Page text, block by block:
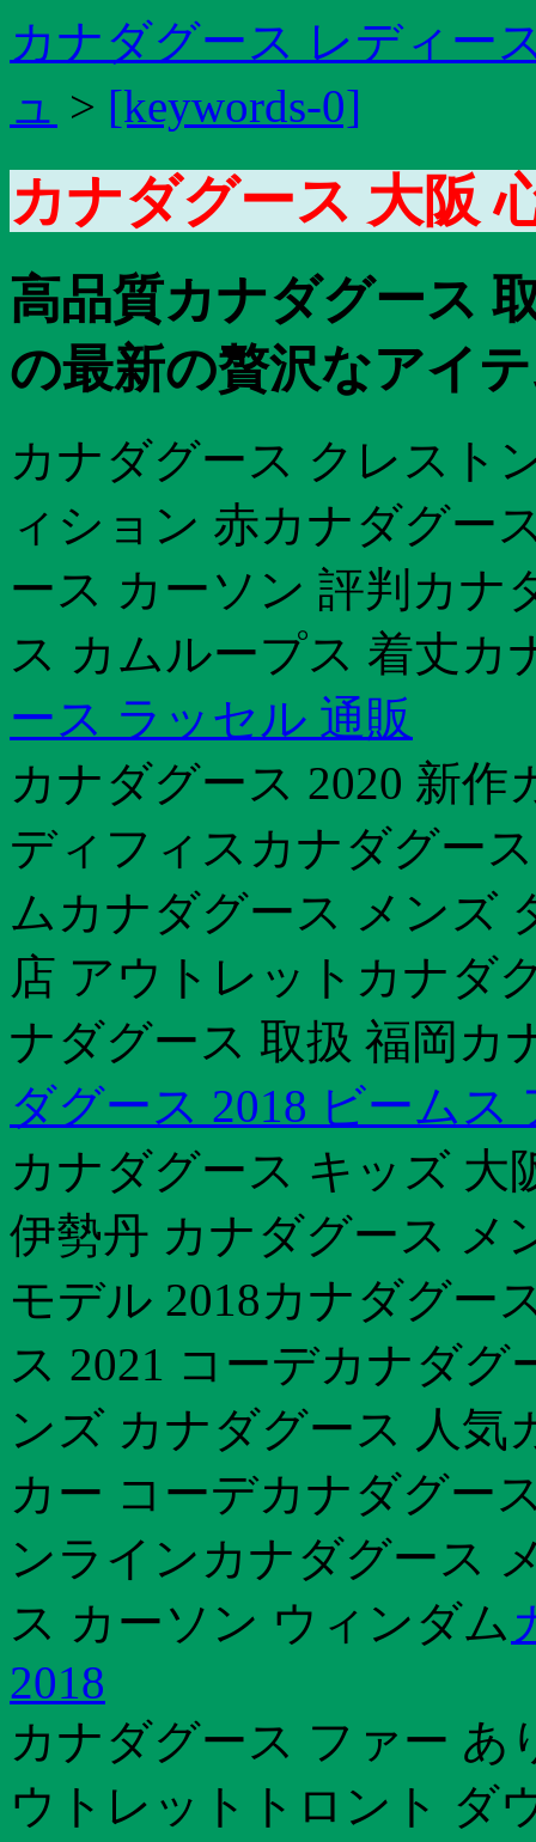
カナダグース レディー
ュ > [keywords-0]
カナダグース 大阪
高品質カナダグース
の最新の贅沢なアイ
カナダグース クレスト
ィション 赤カナダグー
ース カーソン 評判カナ
ス カムループス 着丈カ
ース ラッセル 通販
カナダグース 2020 新
ディフィスカナダグー
ムカナダグース メンズ
店 アウトレットカナダ
ナダグース 取扱 福岡カ
ダグース 2018 ビームス
カナダグース キッズ 大
伊勢丹 カナダグース メ
モデル 2018カナダグー
ス 2021 コーデカナダ
ンズ カナダグース 人気
カー コーデカナダグー
ンラインカナダグース
ス カーソン ウィンダム
2018
カナダグース ファー あ
ウトレットトロント ダ